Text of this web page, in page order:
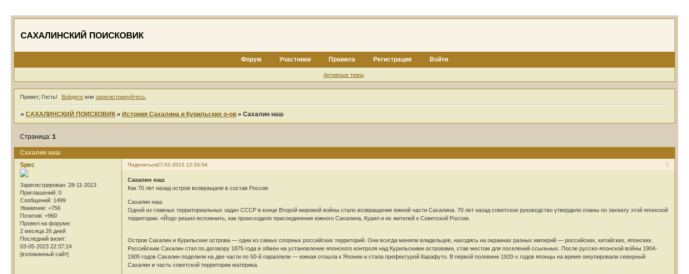
САХАЛИНСКИЙ ПОИСКОВИК
Форум Участники Правила Регистрация Войти
Активные темы
Привет, Гость! Войдите илизарегистрируйтесь
» САХАЛИНСКИЙ ПОИСКОВИК » История Сахалина и Курильских о-ов » Сахалин наш
Сахалин наш
Страница: 1
Поделиться 1
27-02-2015 12:33:54
Spec
Зарегистрирован: 28-11-2013
Приглашений: 0
Сообщений: 1499
Уважение: +756
Позитив: +960
Провел на форуме:
2 месяца 26 дней
Последний визит:
03-05-2023 22:37:24
[взломанный сайт]
Сахалин наш
Как 70 лет назад остров возвращали в состав России
Сахалин наш
Одной из главных территориальных задач СССР в конце Второй мировой войны стало возвращение южной части Сахалина. 70 лет назад советское руководство утвердило планы по захвату этой японской
территории. «Йод» решил вспомнить, как происходило присоединение южного Сахалина, Курил и их жителей к Советской России.
Остров Сахалин и Курильские острова — одни из самых спорных российских территорий. Они всегда меняли владельцев, находясь на окраинах разных империй — российских, китайских, японских.
Российским Сахалин стал по договору 1875 года в обмен на установление японского контроля над Курильскими островами, став местом для поселений ссыльных. После русско-японской войны 1904-
1905 годов Сахалин поделили на две части по 50-й параллели — южная отошла к Японии и стала префектурой Карафуто. В первой половине 1920-х годов японцы на время оккупировали северный
Сахалин и часть советской территории материка.